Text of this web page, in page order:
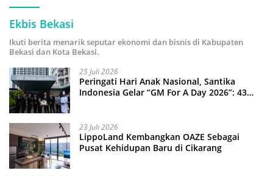
Ekbis Bekasi
Ikuti berita menarik seputar ekonomi dan bisnis di Kabupaten
Bekasi dan Kota Bekasi.
25 Juli 2026
Peringati Hari Anak Nasional, Santika
Indonesia Gelar “GM For A Day 2026”: 43
23 Juli 2026
LippoLand Kembangkan OAZE Sebagai
Pusat Kehidupan Baru di Cikarang